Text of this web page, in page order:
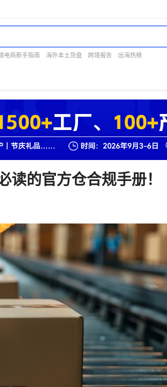
电商新手指南 海外本土货盘 跨境报告 出海热榜
的官方仓合规手册！